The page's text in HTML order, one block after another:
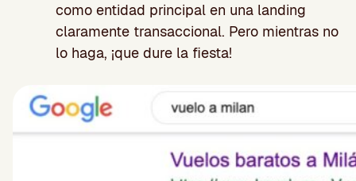
como entidad principal en una landing
claramente transaccional. Pero mientras no
lo haga, ¡que dure la fiesta!